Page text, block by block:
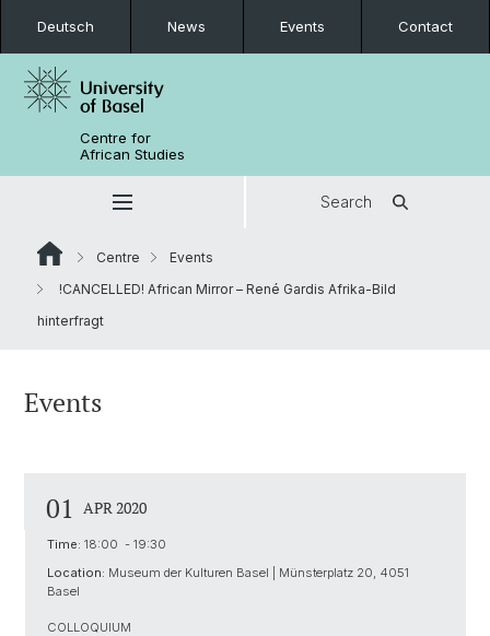
Deutsch News Events Contact
Centre for
African Studies
Search
Centre
Events
!CANCELLED! African Mirror – René Gardis Afrika-Bild
hinterfragt
Events
01 APR 2020
Time: 18:00 - 19:30
Location: Museum der Kulturen Basel | Münsterplatz 20, 4051
Basel
COLLOQUIUM